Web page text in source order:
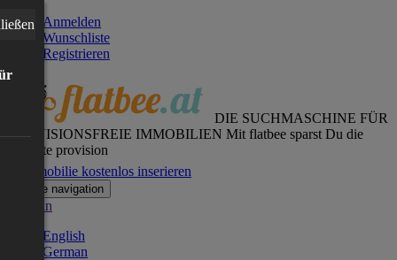
Anmelden
Wunschliste
Registrieren
DIE SUCHMASCHINE FÜR
PROVISIONSFREIE IMMOBILIEN Mit flatbee sparst Du die
gesamte provision
Immobilie kostenlos inserieren
Toggle navigation
German
English
German